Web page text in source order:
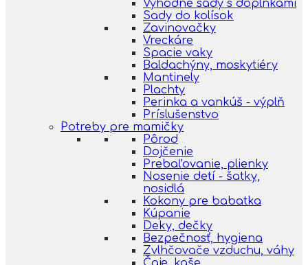
Výhodné sady s doplnkami
Sady do kolísok
Zavinovačky
Vreckáre
Spacie vaky
Baldachýny, moskytiéry
Mantinely
Plachty
Perinka a vankúš - výplň
Príslušenstvo
Potreby pre mamičky
Pôrod
Dojčenie
Prebaľovanie, plienky
Nosenie detí - šatky,
nosidlá
Kokony pre babatka
Kúpanie
Deky, dečky
Bezpečnosť, hygiena
Zvlhčovače vzduchu, váhy